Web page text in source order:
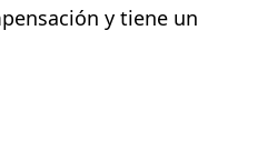
y tiene un